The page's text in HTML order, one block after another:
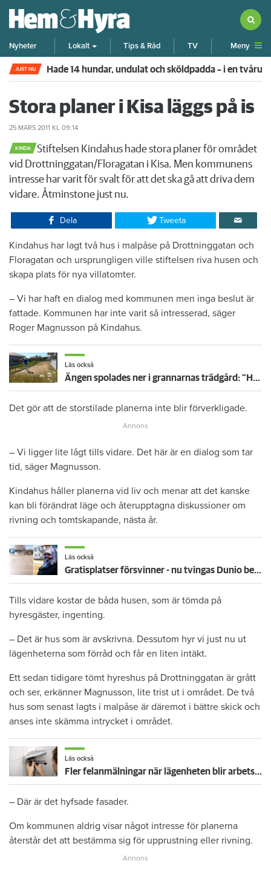
Nyheter Lokalt Tips & Råd TV Meny
JUST NU Hade 14 hundar, undulat och sköldpadda – i en
Stora planer i Kisa läggs på is
25 MARS 2011 KL 09:14
KINDA
​Stiftelsen Kindahus hade stora planer för området
vid Drottninggatan/Floragatan i Kisa. Men kommunens
intresse har varit för svalt för att det ska gå att driva dem
vidare. Åtminstone just nu.
Dela Tweeta
​Kindahus har lagt två hus i malpåse på Drottninggatan och
Floragatan och ursprungligen ville stiftelsen riva husen och
skapa plats för nya villatomter.
– Vi har haft en dialog med kommunen men inga beslut är
fattade. Kommunen har inte varit så intresserad, säger
Roger Magnusson på Kindahus.
Läs också
Ängen spolades ner i grannarnas trädgård: "Har ingenting emot det"
Det gör att de storstilade planerna inte blir förverkligade.
– Vi ligger lite lågt tills vidare. Det här är en dialog som tar
tid, säger Magnusson.
Kindahus håller planerna vid liv och menar att det kanske
kan bli förändrat läge och återupptagna diskussioner om
rivning och tomtskapande, nästa år.
Läs också
Gratisplatser försvinner - nu tvingas Dunio betala för parkeringen
Tills vidare kostar de båda husen, som är tömda på
hyresgäster, ingenting.
– Det är hus som är avskrivna. Dessutom hyr vi just nu ut
lägenheterna som förråd och får en liten intäkt.
Ett sedan tidigare tömt hyreshus på Drottninggatan är grått
och ser, erkänner Magnusson, lite trist ut i området. De två
hus som senast lagts i malpåse är däremot i bättre skick och
anses inte skämma intrycket i området.
Läs också
Fler felanmälningar när lägenheten blir arbetsplats
– Där är det hyfsade fasader.
Om kommunen aldrig visar något intresse för planerna
återstår det att bestämma sig för upprustning eller rivning.